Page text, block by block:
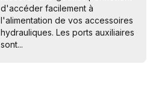
d'accéder facilement à
l'alimentation de vos accessoires
hydrauliques. Les ports auxiliaires
sont...